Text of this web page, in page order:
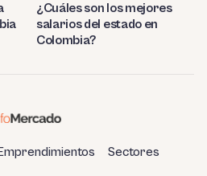
¿Cuáles son los mejores
salarios del estado en
Colombia?
Sectores